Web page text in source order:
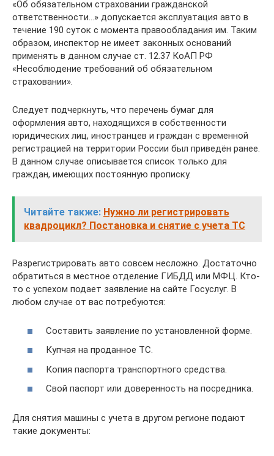
«Об обязательном страховании гражданской
ответственности…» допускается эксплуатация авто в
течение 190 суток с момента правообладания им. Таким
образом, инспектор не имеет законных оснований
применять в данном случае ст. 12.37 КоАП РФ
«Несоблюдение требований об обязательном
страховании».
Следует подчеркнуть, что перечень бумаг для
оформления авто, находящихся в собственности
юридических лиц, иностранцев и граждан с временной
регистрацией на территории России был приведён ранее.
В данном случае описывается список только для
граждан, имеющих постоянную прописку.
Читайте также: Нужно ли регистрировать
квадроцикл? Постановка и снятие с учета ТС
Разрегистрировать авто совсем несложно. Достаточно
обратиться в местное отделение ГИБДД или МФЦ. Кто-
то с успехом подает заявление на сайте Госуслуг. В
любом случае от вас потребуются:
Составить заявление по установленной форме.
Купчая на проданное ТС.
Копия паспорта транспортного средства.
Свой паспорт или доверенность на посредника.
Для снятия машины с учета в другом регионе подают
такие документы: